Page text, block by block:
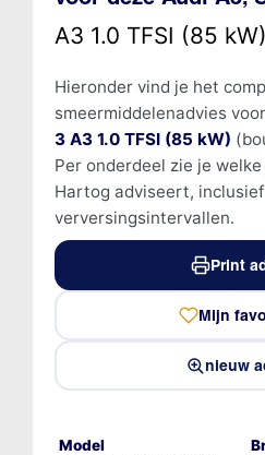
A3 1.0 TFSI (85 kW)
Hieronder vind je het
smeermiddelenadvies
3 A3 1.0 TFSI (85 kW)
Per onderdeel zie je
Hartog adviseert,
verversingsintervallen.
Print
Mijn
nieuw
Model